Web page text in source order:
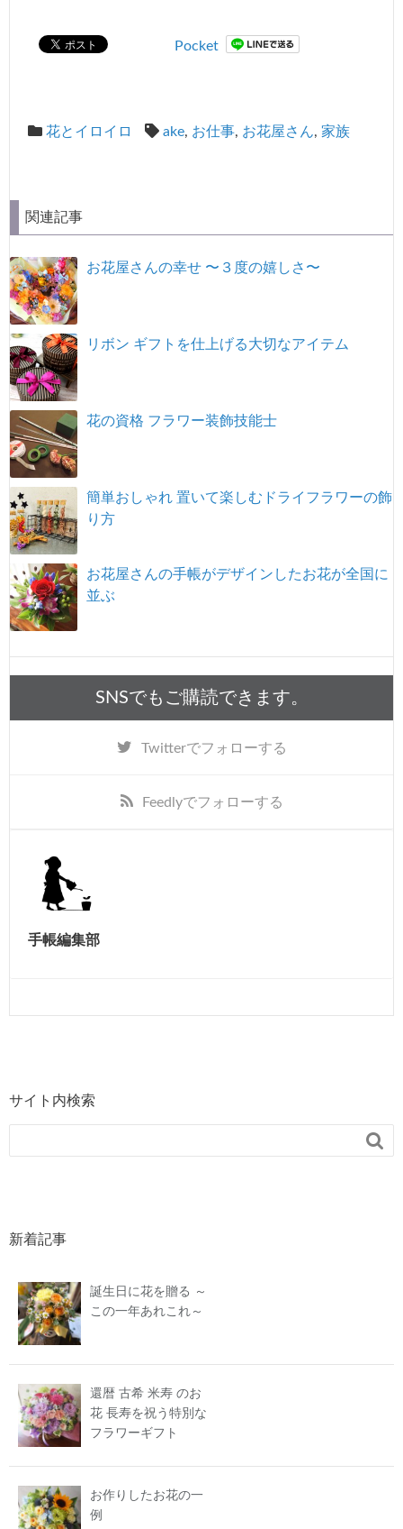
Pocket
花とイロイロ ake, お仕事, お花屋さん, 家族
関連記事
お花屋さんの幸せ 〜３度の嬉しさ〜
リボン ギフトを仕上げる大切なアイテム
花の資格 フラワー装飾技能士
簡単おしゃれ 置いて楽しむドライフラワーの飾
り方
お花屋さんの手帳がデザインしたお花が全国に
並ぶ
SNSでもご購読できます。
Twitterでフォローする
Feedlyでフォローする
手帳編集部
サイト内検索

新着記事
誕生日に花を贈る ～
この一年あれこれ～
還暦 古希 米寿 のお
花 長寿を祝う特別な
フラワーギフト
お作りしたお花の一
例